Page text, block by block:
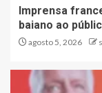
Imprensa
baiano ao
agosto 5, 2026